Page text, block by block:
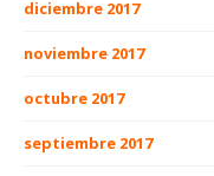
diciembre 2017
noviembre 2017
octubre 2017
septiembre 2017